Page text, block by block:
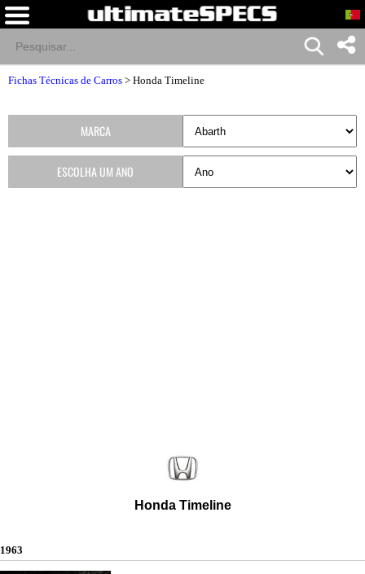
Fichas Técnicas de Carros > Honda Timeline
Honda Timeline
1963
MARCA
ESCOLHA UM ANO